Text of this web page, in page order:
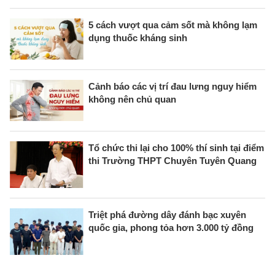
5 cách vượt qua cảm sốt mà không lạm
dụng thuốc kháng sinh
Cảnh báo các vị trí đau lưng nguy hiểm
không nên chủ quan
Tổ chức thi lại cho 100% thí sinh tại điểm
thi Trường THPT Chuyên Tuyên Quang
Triệt phá đường dây đánh bạc xuyên
quốc gia, phong tỏa hơn 3.000 tỷ đồng